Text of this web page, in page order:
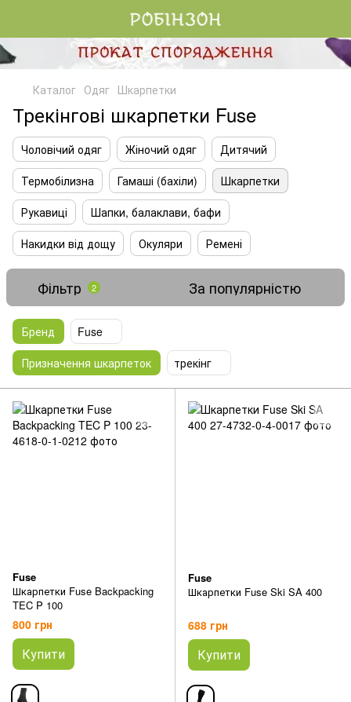
Каталог Одяг Шкарпетки
Трекінгові шкарпетки Fuse
Чоловічий одяг Жіночий одяг
Дитячий
Термобілизна
Гамаші (бахіли)
Шкарпетки
Рукавиці
Шапки, балаклави, бафи
Накидки від дощу
Окуляри Ремені
Фільтр 2 За популярністю
Бренд
Fuse
Призначення шкарпеток
трекінг
Fuse
Шкарпетки Fuse Backpacking
TEC P 100
800 грн
Купити
Fuse
Шкарпетки Fuse Ski SA 400
688 грн
Купити